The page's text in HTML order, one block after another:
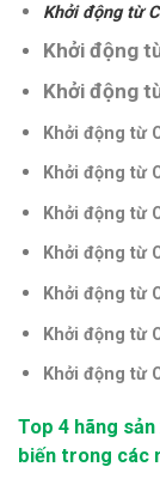
Khởi động từ
Khởi động
Khởi động
Khởi động từ
Khởi động từ
Khởi động từ
Khởi động từ
Khởi động từ
Khởi động từ
Khởi động từ
Top 4 hãng
biến trong các